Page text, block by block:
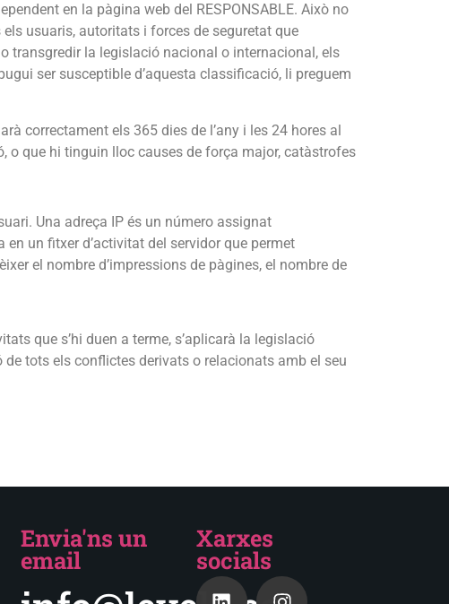
en la pàgina web del RESPONSABLE. Això no
usuaris, autoritats i forces de seguretat que
transgredir la legislació nacional o internacional, els
ser susceptible d’aquesta classificació, li preguem
correctament els 365 dies de l’any i les 24 hores al
o que hi tinguin lloc causes de força major, catàstrofes
Una adreça IP és un número assignat
un fitxer d’activitat del servidor que permet
el nombre d’impressions de pàgines, el nombre de
que s’hi duen a terme, s’aplicarà la legislació
tots els conflictes derivats o relacionats amb el seu
Envia'ns un
email
Xarxes
socials